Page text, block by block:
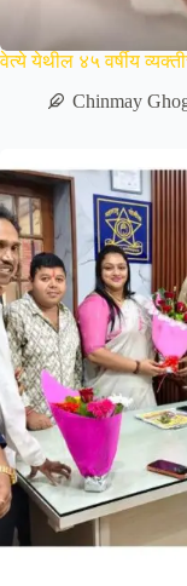
वेत्ये येथील ४५ वर्षीय
Chinmay